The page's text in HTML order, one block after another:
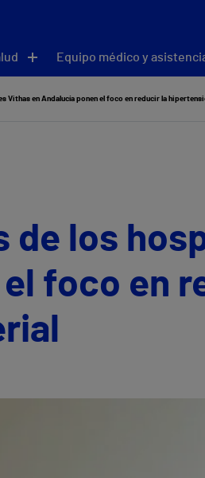
Equipo médico y
Vithas en Andalucía ponen el foco en reducir la
de los
foco en